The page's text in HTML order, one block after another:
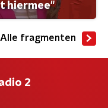
hiermee"
Alle fragmenten
2